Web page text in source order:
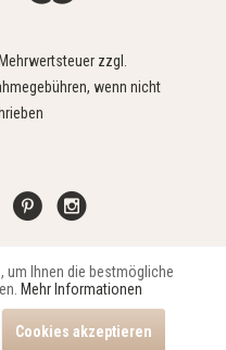
zzgl.
wenn nicht
Versand Datenschutz
// DesignDupp GmbH
Aktiv
Aktiv
um Ihnen die bestmögliche
Mehr Informationen
Cookies akzeptieren